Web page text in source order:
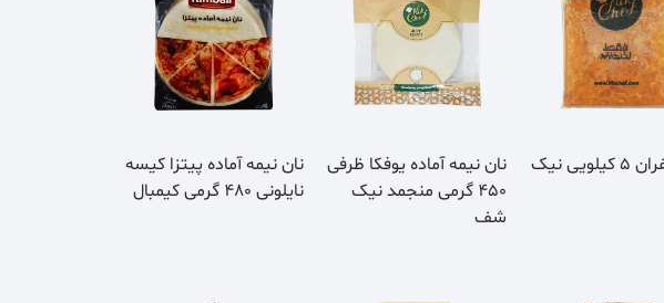
ران زعفران 5 کیلویی نیک
نان نيمه آماده يوفكا ظرفی
450 گرمی منجمد نيک
شف
نان نیمه آماده پیتزا کیسه
نایلونی 480 گرمی کیمبال